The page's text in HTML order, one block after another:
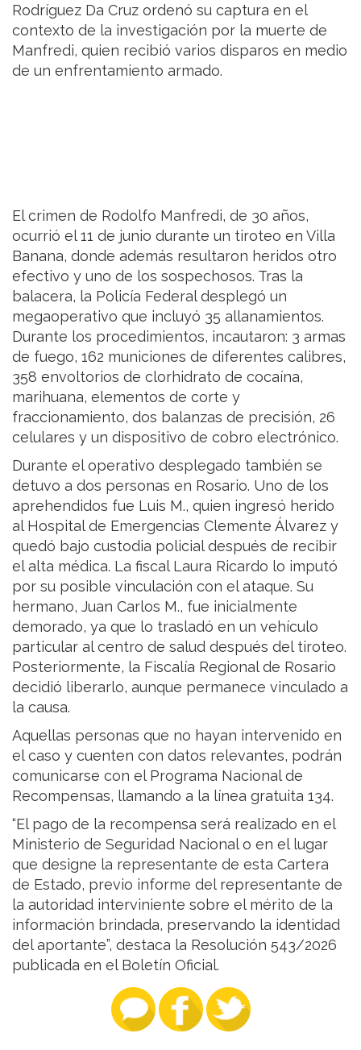
Rodríguez Da Cruz ordenó su captura en el
contexto de la investigación por la muerte de
Manfredi, quien recibió varios disparos en medio
de un enfrentamiento armado.
El crimen de Rodolfo Manfredi, de 30 años,
ocurrió el 11 de junio durante un tiroteo en Villa
Banana, donde además resultaron heridos otro
efectivo y uno de los sospechosos. Tras la
balacera, la Policía Federal desplegó un
megaoperativo que incluyó 35 allanamientos.
Durante los procedimientos, incautaron: 3 armas
de fuego, 162 municiones de diferentes calibres,
358 envoltorios de clorhidrato de cocaína,
marihuana, elementos de corte y
fraccionamiento, dos balanzas de precisión, 26
celulares y un dispositivo de cobro electrónico.
Durante el operativo desplegado también se
detuvo a dos personas en Rosario. Uno de los
aprehendidos fue Luis M., quien ingresó herido
al Hospital de Emergencias Clemente Álvarez y
quedó bajo custodia policial después de recibir
el alta médica. La fiscal Laura Ricardo lo imputó
por su posible vinculación con el ataque. Su
hermano, Juan Carlos M., fue inicialmente
demorado, ya que lo trasladó en un vehículo
particular al centro de salud después del tiroteo.
Posteriormente, la Fiscalía Regional de Rosario
decidió liberarlo, aunque permanece vinculado a
la causa.
Aquellas personas que no hayan intervenido en
el caso y cuenten con datos relevantes, podrán
comunicarse con el Programa Nacional de
Recompensas, llamando a la línea gratuita 134.
“El pago de la recompensa será realizado en el
Ministerio de Seguridad Nacional o en el lugar
que designe la representante de esta Cartera
de Estado, previo informe del representante de
la autoridad interviniente sobre el mérito de la
información brindada, preservando la identidad
del aportante”, destaca la Resolución 543/2026
publicada en el Boletín Oficial.